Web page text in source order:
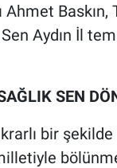
Ahmet
Aydın İl
SEN
bir